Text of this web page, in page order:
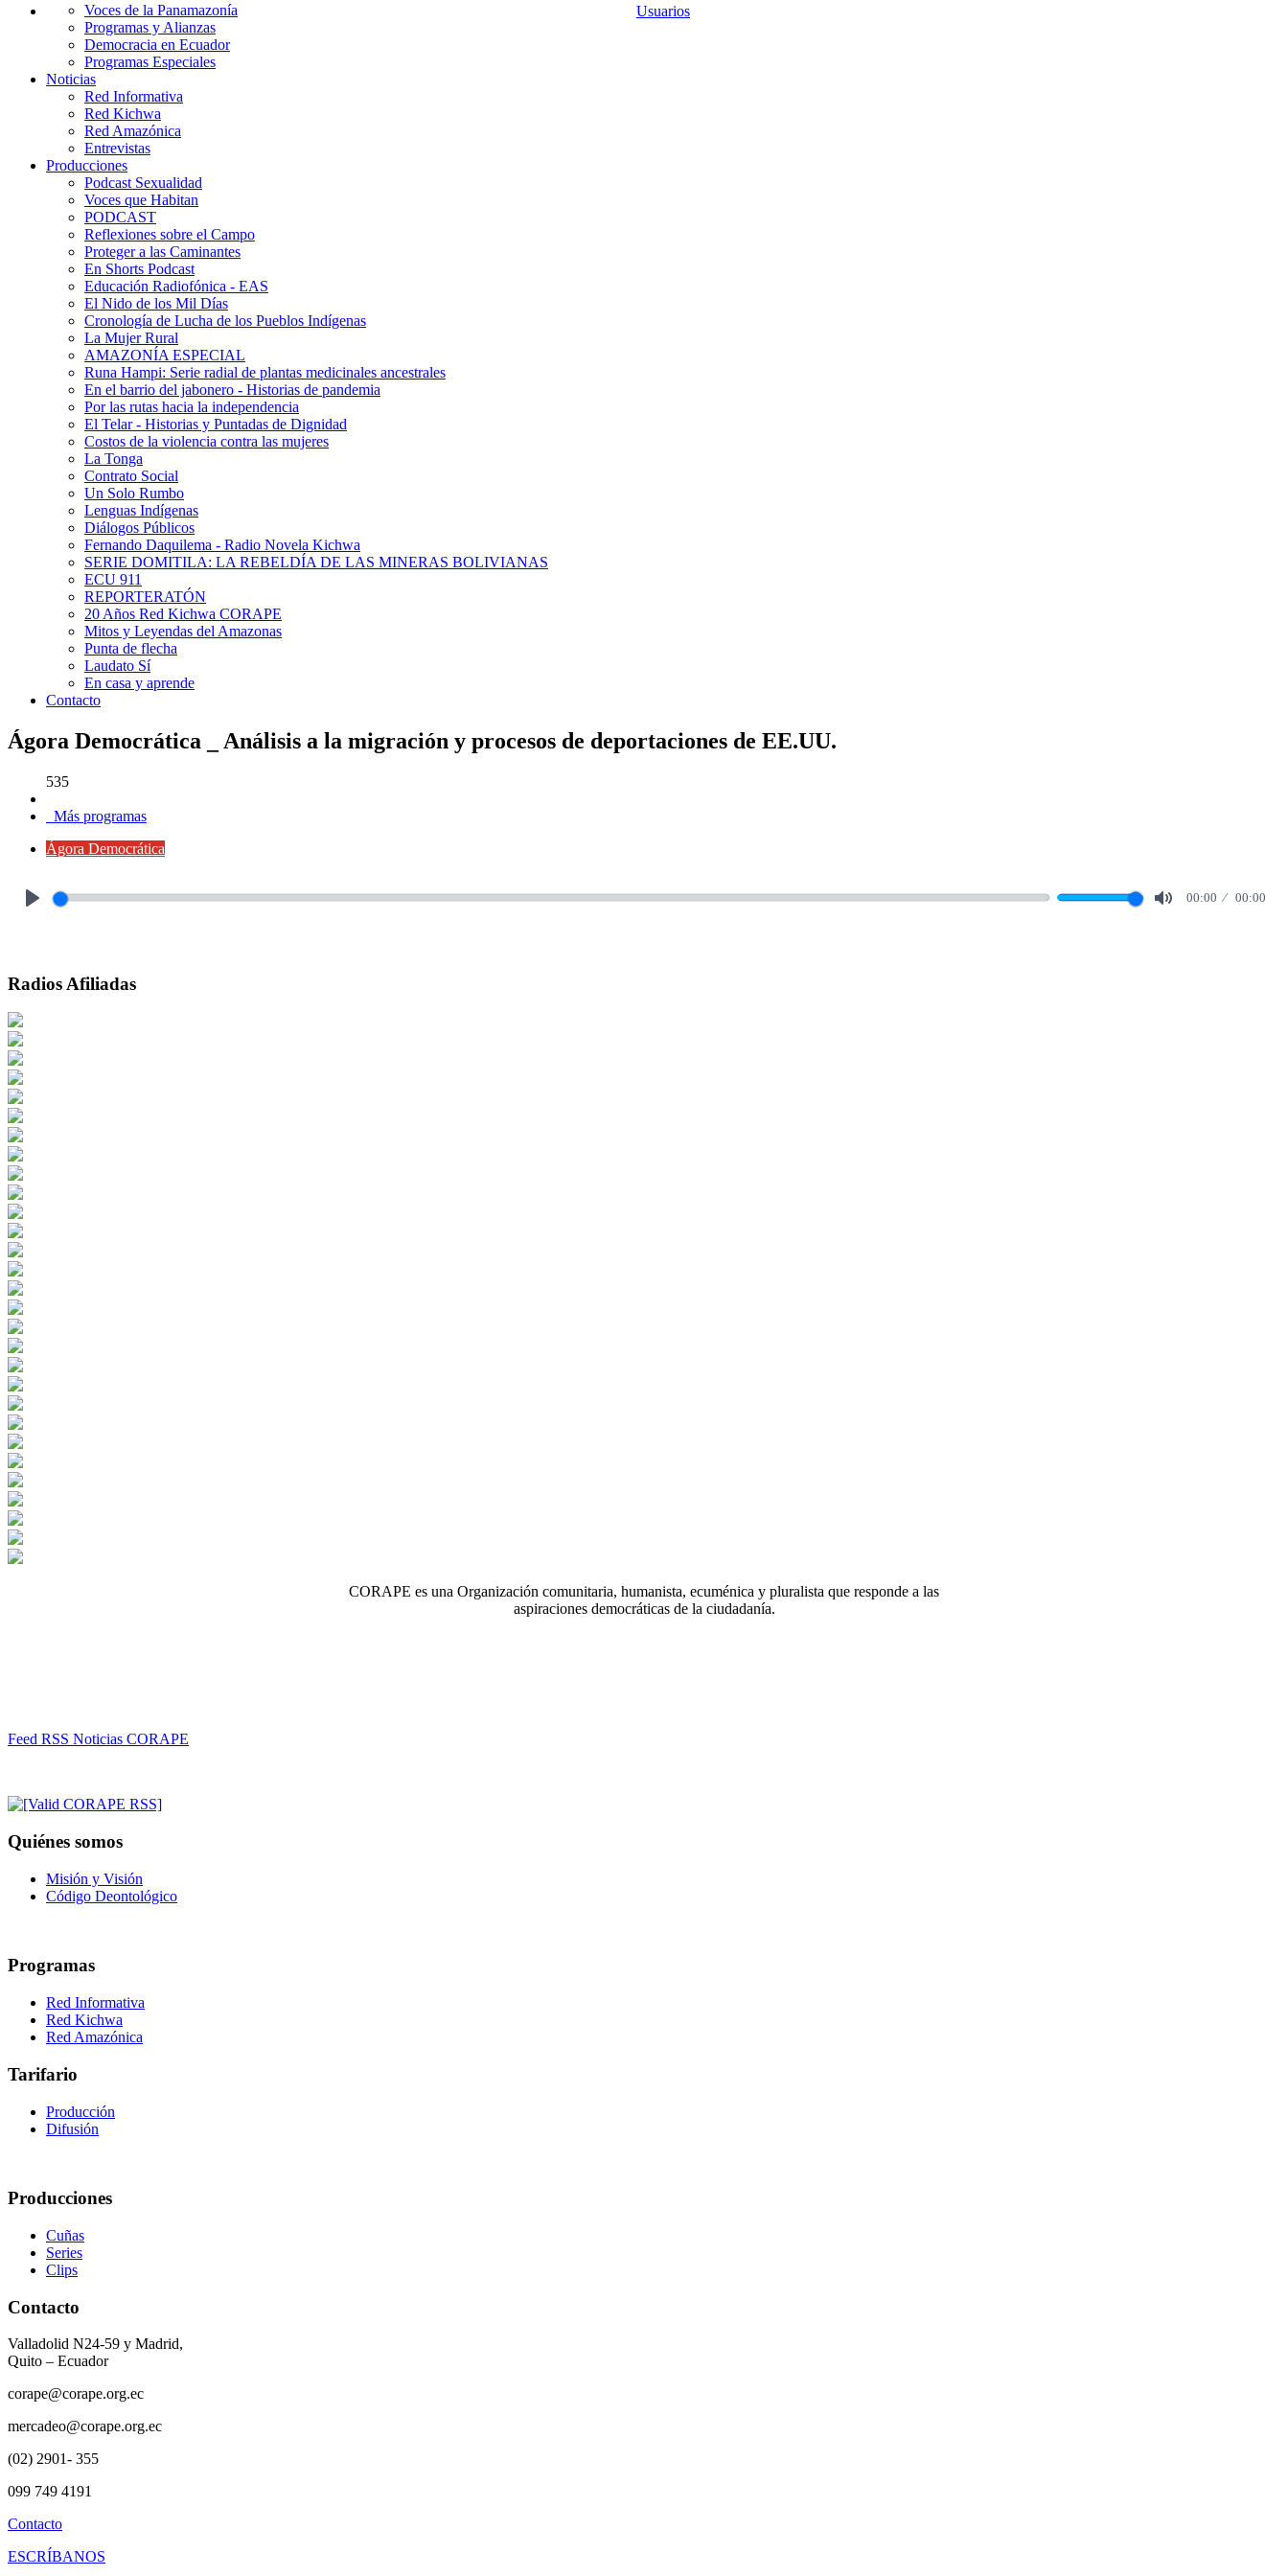
Usuarios
Voces de la Panamazonía
Programas y Alianzas
Democracia en Ecuador
Programas Especiales
Noticias
Red Informativa
Red Kichwa
Red Amazónica
Entrevistas
Producciones
Podcast Sexualidad
Voces que Habitan
PODCAST
Reflexiones sobre el Campo
Proteger a las Caminantes
En Shorts Podcast
Educación Radiofónica - EAS
El Nido de los Mil Días
Cronología de Lucha de los Pueblos Indígenas
La Mujer Rural
AMAZONÍA ESPECIAL
Runa Hampi: Serie radial de plantas medicinales ancestrales
En el barrio del jabonero - Historias de pandemia
Por las rutas hacia la independencia
El Telar - Historias y Puntadas de Dignidad
Costos de la violencia contra las mujeres
La Tonga
Contrato Social
Un Solo Rumbo
Lenguas Indígenas
Diálogos Públicos
Fernando Daquilema - Radio Novela Kichwa
SERIE DOMITILA: LA REBELDÍA DE LAS MINERAS BOLIVIANAS
ECU 911
REPORTERATÓN
20 Años Red Kichwa CORAPE
Mitos y Leyendas del Amazonas
Punta de flecha
Laudato Sí
En casa y aprende
Contacto
Ágora Democrática _ Análisis a la migración y procesos de deportaciones de EE.UU.
535
Más programas
Ágora Democrática
00:00 00:00
Radios Afiliadas
CORAPE es una Organización comunitaria, humanista, ecuménica y pluralista que responde a las
aspiraciones democráticas de la ciudadanía.
Feed RSS Noticias CORAPE
Quiénes somos
Misión y Visión
Código Deontológico
Programas
Red Informativa
Red Kichwa
Red Amazónica
Tarifario
Producción
Difusión
Producciones
Cuñas
Series
Clips
Contacto
Valladolid N24-59 y Madrid,
Quito – Ecuador
corape@corape.org.ec
mercadeo@corape.org.ec
(02) 2901- 355
099 749 4191
Contacto
ESCRÍBANOS